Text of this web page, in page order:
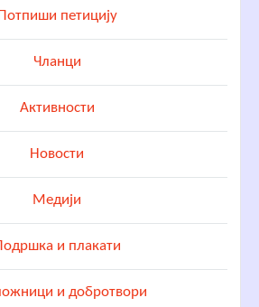
Потпиши петицију
Чланци
Активности
Новости
Медији
и плакати
и добротвори